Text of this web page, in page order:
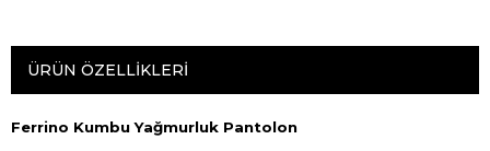
ÜRÜN ÖZELLIKLERI
Ferrino Kumbu Yağmurluk Pantolon